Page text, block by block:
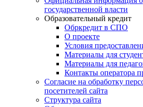
государственной власти
Образовательный кредит
Обркредит в СПО
О проекте
Условия
Материалы для
Материалы для
Контакты оператора
Согласие на обработку
посетителей сайта
Структура сайта